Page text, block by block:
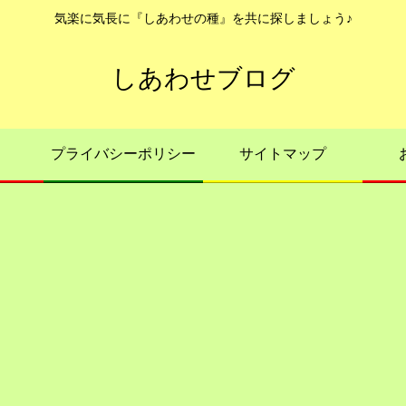
気楽に気長に『しあわせの種』を共に探しましょう♪
しあわせブログ
プライバシーポリシー サイトマップ